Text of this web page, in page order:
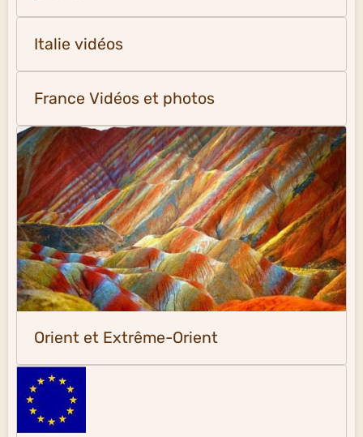
Italie vidéos
France Vidéos et photos
Orient et Extrême-Orient